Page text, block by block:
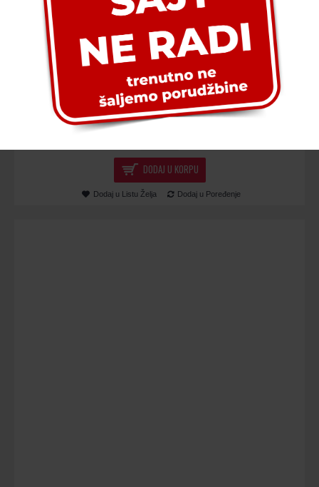
Dva maltezera od cveća
DODAJ U KORPU
Dodaj u Listu Želja Dodaj u Poređenje